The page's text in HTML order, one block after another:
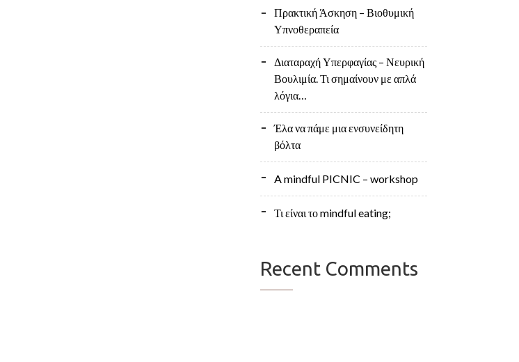
Πρακτική Άσκηση – Βιοθυμική
Υπνοθεραπεία
Διαταραχή Υπερφαγίας – Νευρική
Βουλιμία. Τι σημαίνουν με απλά
λόγια…
Έλα να πάμε μια ενσυνείδητη
βόλτα
A mindful PICNIC – workshop
Τι είναι το mindful eating;
Recent Comments